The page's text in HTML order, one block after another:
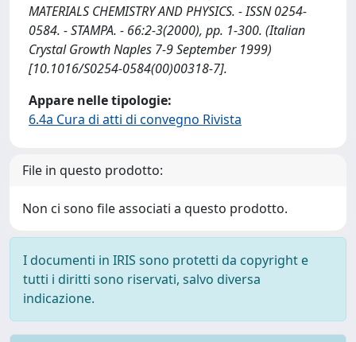
MATERIALS CHEMISTRY AND PHYSICS. - ISSN 0254-
0584. - STAMPA. - 66:2-3(2000), pp. 1-300. (Italian
Crystal Growth Naples 7-9 September 1999)
[10.1016/S0254-0584(00)00318-7].
Appare nelle tipologie:
6.4a Cura di atti di convegno Rivista
File in questo prodotto:
Non ci sono file associati a questo prodotto.
I documenti in IRIS sono protetti da copyright e
tutti i diritti sono riservati, salvo diversa
indicazione.